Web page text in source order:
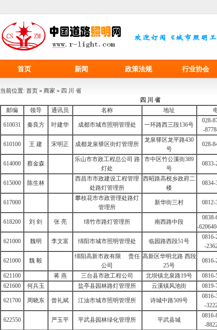
首页 新闻 政策法规 行业协会
当前位置: 首页 » 商家 » 四 川 省
四 川 省
邮编
领导 通讯员 名称 地址
610031 秦良方 叶建华 成都市城市照明管理处 一环路西三段136号
028-
-
610100 王 建 宋明正 成都龙泉驿区街灯管理所
龙泉驿区龙平路430
号
028-
614000 蔡金森
乐山市市政工程总公司 路
灯处
市中区竹公溪街389
号
0833-
615000 陈生林
西昌市市政建设工程管理
处路灯管理所
西昭路高枧乡政府二
楼
0834-
617000
攀枝花市市政管理处路灯
管理所
新华街三村 0812-
618200 刘 剑 张 亮 绵竹市路灯管理所 南西路中段
0838-
-
621000 魏明 李文富 绵阳市城市照明管理处 临园路西段51号
0816-
-
621000 魏 毅
绵阳高新市政有限
责任
公司
高新区华明北路 西段
25号
0816-
621100 蒋 燕 三台县市政工程公司 北坝镇北泉路19号
0816-
621600
何兵玉 盐亭县园林路灯管理所 云溪镇风池街 0819-
621700 周晓东 曾礼斌 江油市城市照明管理所 诗城中路509号
0816-
-
622550 严玉平 平武县园林绿化管理所 平武县城
0816-
-